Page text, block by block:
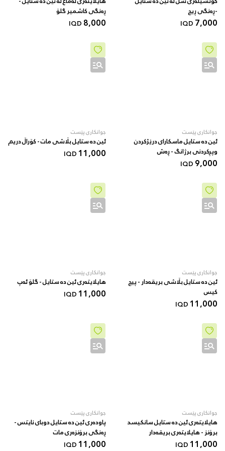
-ڕەنگی ڕیچ
7,000
IQD
ڕەنگی کاشمیر گلۆ
8,000
IQD
جوانکاری پێست
ئین دە ستایل ماسکارای درێژکردن
وپڕکردنی برژانگ - ڕەش
9,000
IQD
جوانکاری پێست
ئین دە ستایل بڵاشی مات - کۆراڵ دریم
11,000
IQD
جوانکاری پێست
ئین دە ستایل بڵاشی بریقەدار - پیچ
کیس
11,000
IQD
جوانکاری پێست
هایلایتەری ئین دە ستایل - گلۆ ئەپ
11,000
IQD
جوانکاری پێست
هایلایتەری ئین دە ستایل سانکیسد
برۆنز - هایلایتەری بریقەدار
11,000
IQD
جوانکاری پێست
پاودەری ئین دە ستایل دوبای نایتس -
ڕەنگی برۆنزەری مات
11,000
IQD